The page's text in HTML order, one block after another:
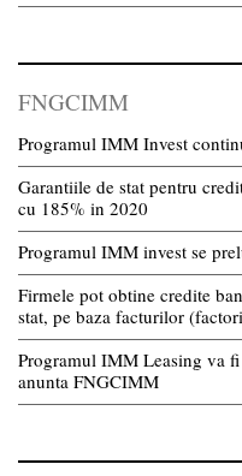
FNGCIMM
Programul IMM Invest
Garantiile de stat pentru
cu 185% in 2020
Programul IMM invest se
Firmele pot obtine credite
stat, pe baza facturilor
Programul IMM Leasing va
anunta FNGCIMM